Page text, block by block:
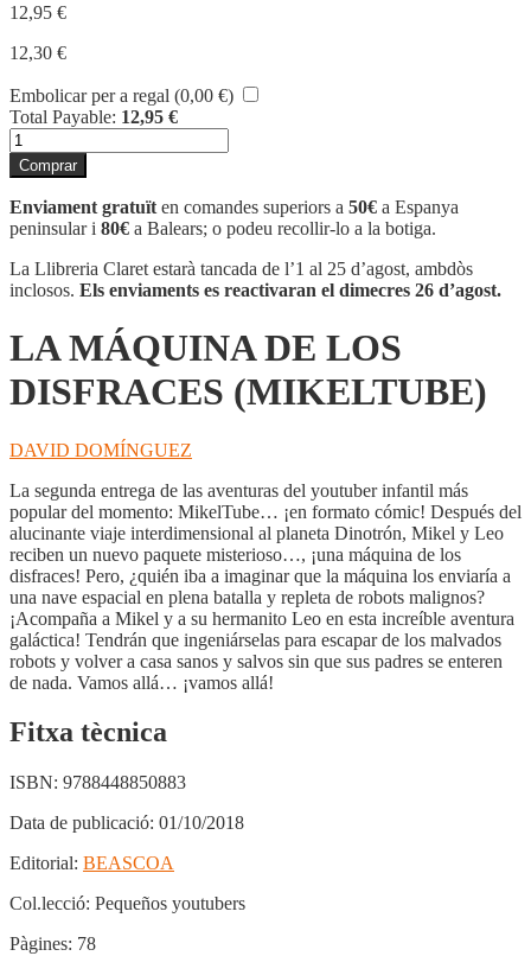
12,95 €
12,30 €
Embolicar per a regal (0,00 €)
Total Payable: 12,95 €
quantitat
de
LA
MÁQUINA
DE
LOS
DISFRACES
(MIKELTUBE)
Comprar
Enviament gratuït en comandes superiors a 50€ a Espanya
peninsular i 80€ a Balears; o podeu recollir-lo a la botiga.
La Llibreria Claret estarà tancada de l’1 al 25 d’agost, ambdòs
inclosos. Els enviaments es reactivaran el dimecres 26 d’agost.
LA MÁQUINA DE LOS
DISFRACES (MIKELTUBE)
DAVID DOMÍNGUEZ
La segunda entrega de las aventuras del youtuber infantil más
popular del momento: MikelTube… ¡en formato cómic! Después del
alucinante viaje interdimensional al planeta Dinotrón, Mikel y Leo
reciben un nuevo paquete misterioso…, ¡una máquina de los
disfraces! Pero, ¿quién iba a imaginar que la máquina los enviaría a
una nave espacial en plena batalla y repleta de robots malignos?
¡Acompaña a Mikel y a su hermanito Leo en esta increíble aventura
galáctica! Tendrán que ingeniárselas para escapar de los malvados
robots y volver a casa sanos y salvos sin que sus padres se enteren
de nada. Vamos allá… ¡vamos allá!
Fitxa tècnica
ISBN: 9788448850883
Data de publicació: 01/10/2018
Editorial: BEASCOA
Col.lecció: Pequeños youtubers
Pàgines: 78